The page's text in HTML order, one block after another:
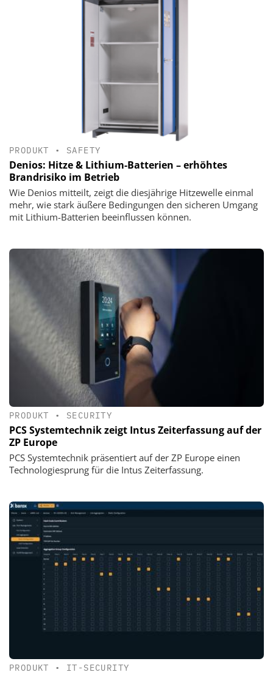
PRODUKT • SAFETY
Denios: Hitze & Lithium-Batterien – erhöhtes
Brandrisiko im Betrieb
Wie Denios mitteilt, zeigt die diesjährige Hitzewelle einmal
mehr, wie stark äußere Bedingungen den sicheren Umgang
mit Lithium-Batterien beeinflussen können.
PRODUKT • SECURITY
PCS Systemtechnik zeigt Intus Zeiterfassung auf der
ZP Europe
PCS Systemtechnik präsentiert auf der ZP Europe einen
Technologiesprung für die Intus Zeiterfassung.
PRODUKT • IT-SECURITY